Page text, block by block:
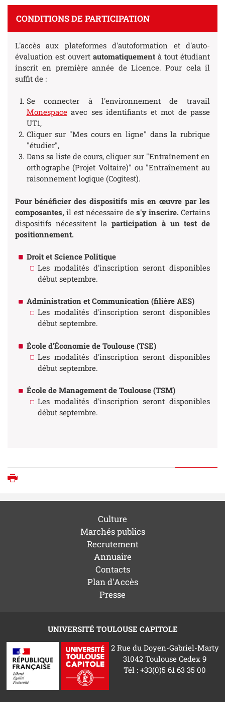
CONDITIONS DE PARTICIPATION
L'accès aux plateformes d'autoformation et d'auto-
évaluation est ouvert automatiquement à tout étudiant
inscrit en première année de Licence. Pour cela il
suffit de :
Se connecter à l'environnement de travail
Monespaceavec ses identifiants et mot de passe
UT1,
Cliquer sur "Mes cours en ligne" dans la rubrique
"étudier",
Dans sa liste de cours, cliquer sur "Entraînement en
orthographe (Projet Voltaire)" ou "Entraînement au
raisonnement logique (Cogitest).
Pour bénéficier des dispositifs mis en œuvre par les
composantes,il est nécessaire de s'y inscrire.Certains
dispositifs nécessitent laparticipation à un test de
positionnement.
Droit et Science Politique
Les modalités d'inscription seront disponibles
début septembre.
Administration et Communication (filière AES)
Les modalités d'inscription seront disponibles
début septembre.
École d'Économie de Toulouse (TSE)
Les modalités d'inscription seront disponibles
début septembre.
École de Management de Toulouse (TSM)
Les modalités d'inscription seront disponibles
début septembre.
Culture
Marchés publics
Recrutement
Annuaire
Contacts
Plan d'Accès
Presse
UNIVERSITÉ TOULOUSE CAPITOLE
2 Rue du Doyen-Gabriel-Marty
31042 Toulouse Cedex 9
Tél : +33(0)5 61 63 35 00